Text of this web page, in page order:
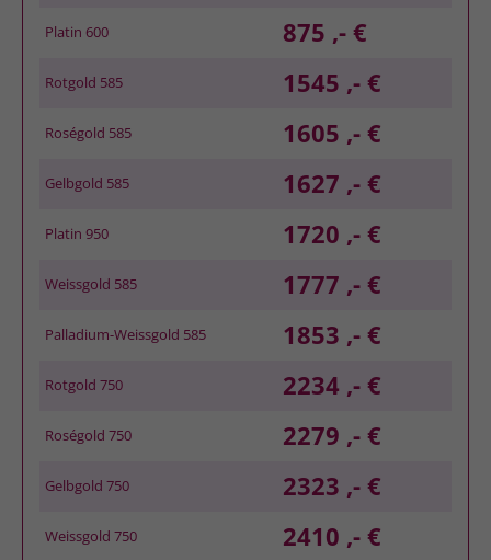
Platin 600 875 ,- €
Rotgold 585 1545 ,- €
Roségold 585 1605 ,- €
Gelbgold 585 1627 ,- €
Platin 950 1720 ,- €
Weissgold 585 1777 ,- €
Palladium-Weissgold 585 1853 ,- €
Rotgold 750 2234 ,- €
Roségold 750 2279 ,- €
Gelbgold 750 2323 ,- €
Weissgold 750 2410 ,- €